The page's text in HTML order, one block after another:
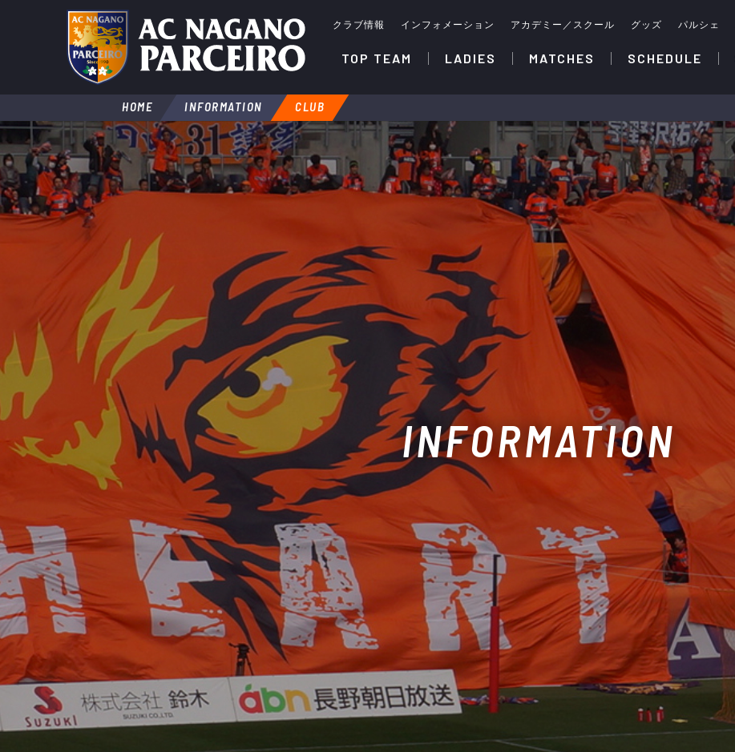
クラブ情報 インフォメーション アカデミー／スクール グッズ パルシェ
TOP TEAM LADIES MATCHES SCHEDULE
HOME INFORMATION CLUB
INFORMATION